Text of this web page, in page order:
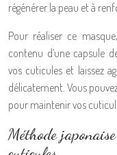
régénérer la peau et à
Pour réaliser ce
contenu d’une capsule
vos cuticules et laissez
délicatement. Vous
pour maintenir vos
Méthode